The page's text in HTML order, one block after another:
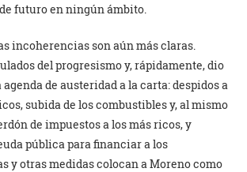
futuro en ningún ámbito.
incoherencias son aún más claras.
del progresismo y, rápidamente, dio
de austeridad a la carta: despidos a
subida de los combustibles y, al mismo
de impuestos a los más ricos, y
pública para financiar a los
y otras medidas colocan a Moreno como